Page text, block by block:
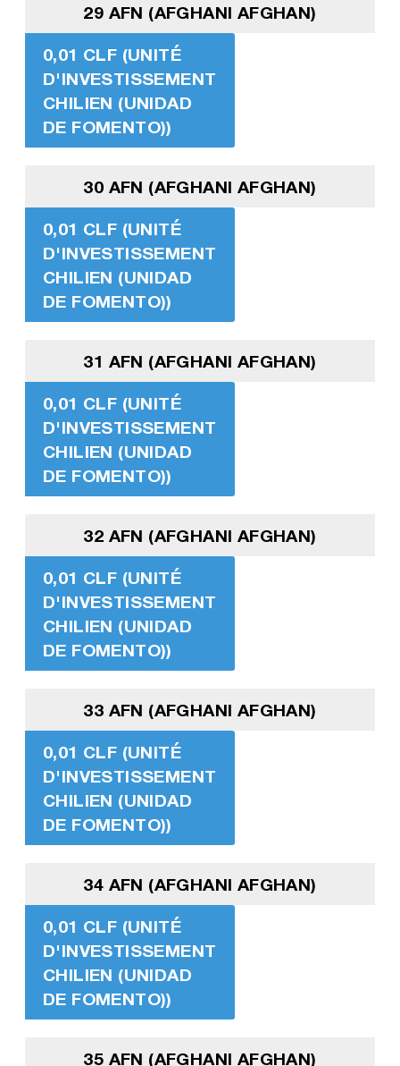
29 AFN (AFGHANI AFGHAN)
0,01 CLF (UNITÉ
D'INVESTISSEMENT
CHILIEN (UNIDAD
DE FOMENTO))
30 AFN (AFGHANI AFGHAN)
0,01 CLF (UNITÉ
D'INVESTISSEMENT
CHILIEN (UNIDAD
DE FOMENTO))
31 AFN (AFGHANI AFGHAN)
0,01 CLF (UNITÉ
D'INVESTISSEMENT
CHILIEN (UNIDAD
DE FOMENTO))
32 AFN (AFGHANI AFGHAN)
0,01 CLF (UNITÉ
D'INVESTISSEMENT
CHILIEN (UNIDAD
DE FOMENTO))
33 AFN (AFGHANI AFGHAN)
0,01 CLF (UNITÉ
D'INVESTISSEMENT
CHILIEN (UNIDAD
DE FOMENTO))
34 AFN (AFGHANI AFGHAN)
0,01 CLF (UNITÉ
D'INVESTISSEMENT
CHILIEN (UNIDAD
DE FOMENTO))
35 AFN (AFGHANI AFGHAN)